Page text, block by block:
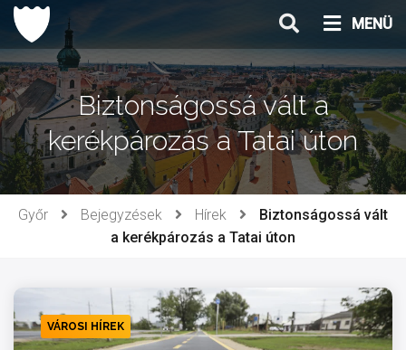
Ugrás
tartalomhoz
MENÜ
Biztonságossá vált a
kerékpározás a Tatai úton
Győr Bejegyzések Hírek
Biztonságossá vált
a kerékpározás a Tatai úton
VÁROSI HÍREK